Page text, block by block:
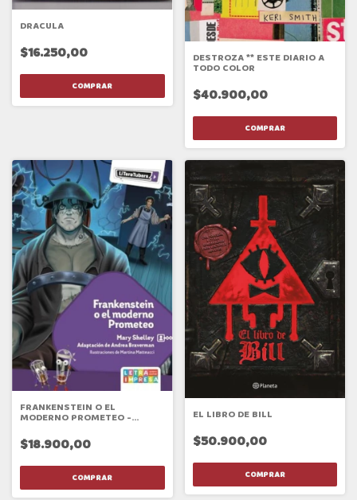
DRACULA
$16.250,00 DESTROZA ** ESTE DIARIO A
TODO COLOR
$40.900,00
FRANKENSTEIN O EL
MODERNO PROMETEO -
$18.900,00
EL LIBRO DE BILL
$50.900,00